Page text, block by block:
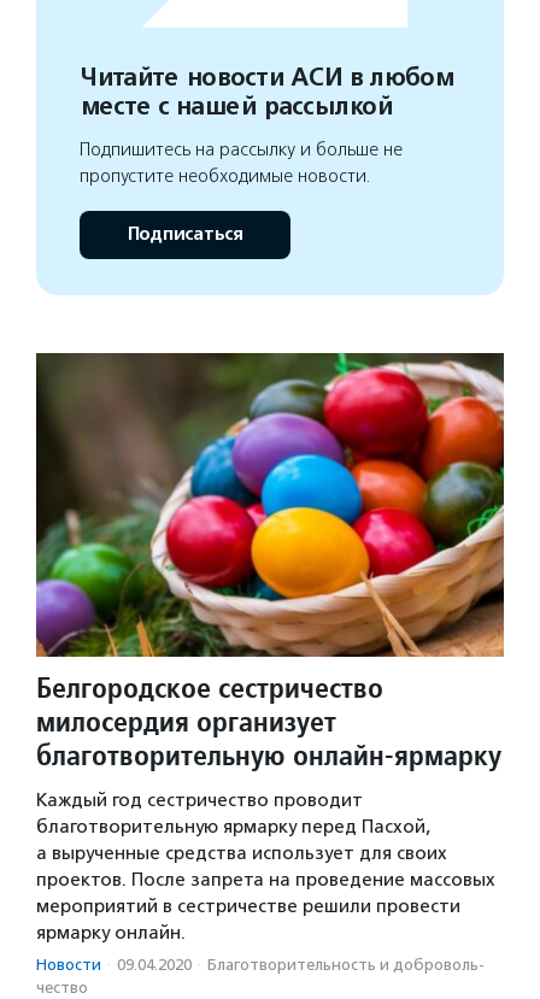
Читайте новости АСИ в любом
месте с нашей рассылкой
Подпишитесь на рассылку и больше не
пропустите необходимые новости.
Подписаться
Белгородское сестричество
милосердия организует
благотворительную онлайн-ярмарку
Каждый год сестричество проводит
благотворительную ярмарку перед Пасхой,
а вырученные средства использует для своих
проектов. После запрета на проведение массовых
мероприятий в сестричестве решили провести
ярмарку онлайн.
Новости · 09.04.2020 · Благотвори­тель­ность и доброволь­
чест­во